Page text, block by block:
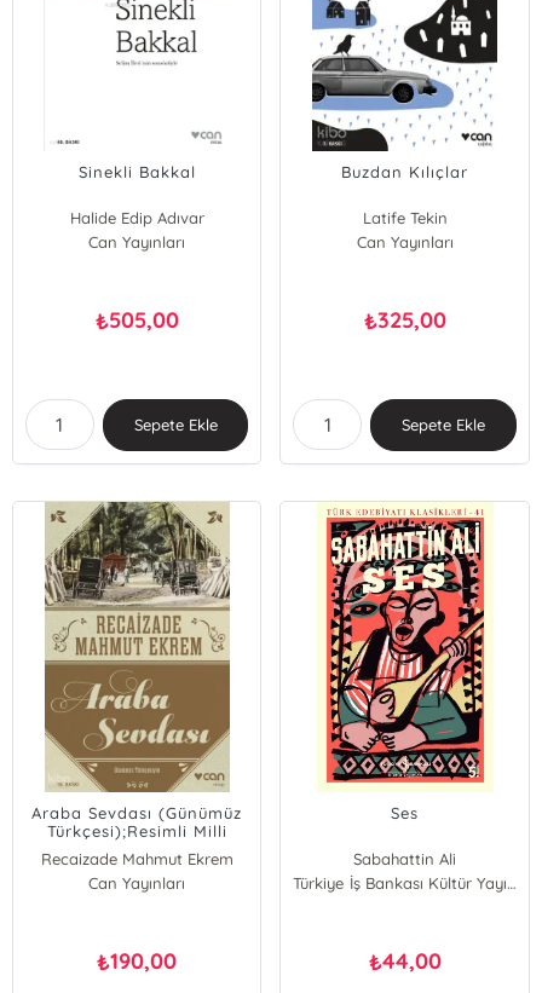
Sinekli Bakkal
Halide Edip Adıvar
Can Yayınları
₺505,00
Sepete Ekle
Buzdan Kılıçlar
Latife Tekin
Can Yayınları
₺325,00
Sepete Ekle
Araba Sevdası (Günümüz
Türkçesi);Resimli Milli
Hikâye
Recaizade Mahmut Ekrem
Can Yayınları
₺190,00
Ses
Sabahattin Ali
Türkiye İş Bankası Kültür Yayınları
₺44,00